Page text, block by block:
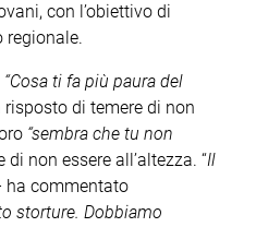
con l’obiettivo di
regionale.
“Cosa ti fa più paura del
di temere di non
“sembra che tu non
di non essere all’altezza. “Il
ha commentato
storture. Dobbiamo